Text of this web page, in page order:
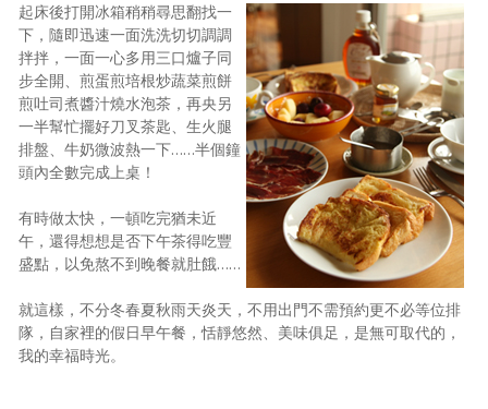
起床後打開冰箱稍稍尋思翻找一
下，隨即迅速一面洗洗切切調調
拌拌，一面一心多用三口爐子同
步全開、煎蛋煎培根炒蔬菜煎餅
煎吐司煮醬汁燒水泡茶，再央另
一半幫忙擺好刀叉茶匙、生火腿
排盤、牛奶微波熱一下……半個鐘
頭內全數完成上桌！
有時做太快，一頓吃完猶未近
午，還得想想是否下午茶得吃豐
盛點，以免熬不到晚餐就肚餓……
就這樣，不分冬春夏秋雨天炎天，不用出門不需預約更不必等位排
隊，自家裡的假日早午餐，恬靜悠然、美味俱足，是無可取代的，
我的幸福時光。